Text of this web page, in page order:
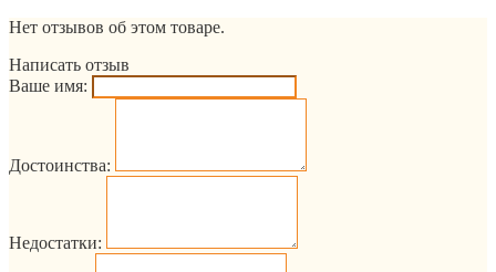
Нет отзывов об этом товаре.
Написать отзыв
Ваше имя:
Достоинства:
Недостатки: